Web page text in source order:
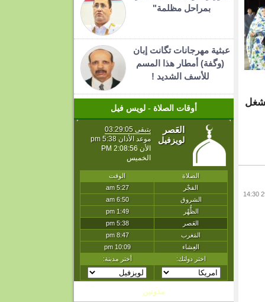
بمراحل مظلمة"
عبثية مهرجانات تگانت إبان
(وگفة) أمطار هذا المسم
للأسف الشديد !
أوقات الصلاة - لويس فيل
مدونين